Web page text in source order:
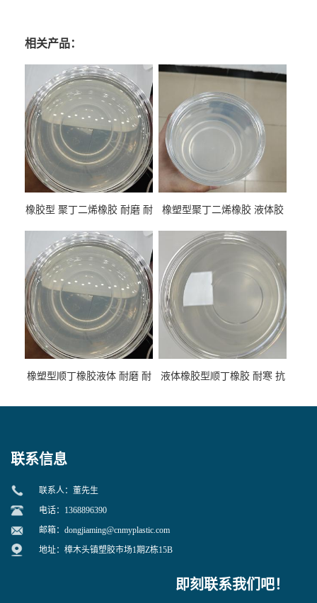
相关产品：
橡胶型 聚丁二烯橡胶 耐磨 耐
性
橡塑型聚丁二烯橡胶 液体胶
专用
橡塑型顺丁橡胶液体 耐磨 耐
液体橡胶型顺丁橡胶 耐寒 抗
联系信息
联系人：董先生
电话：1368896390
邮箱： dongjiaming@cnmyplastic.com
地址：樟木头镇塑胶市场1期Z栋15B
即刻联系我们吧！